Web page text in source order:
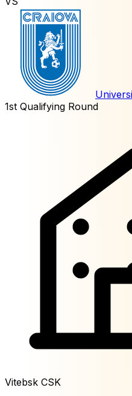
1st Qualifying Round
Vitebsk CSK